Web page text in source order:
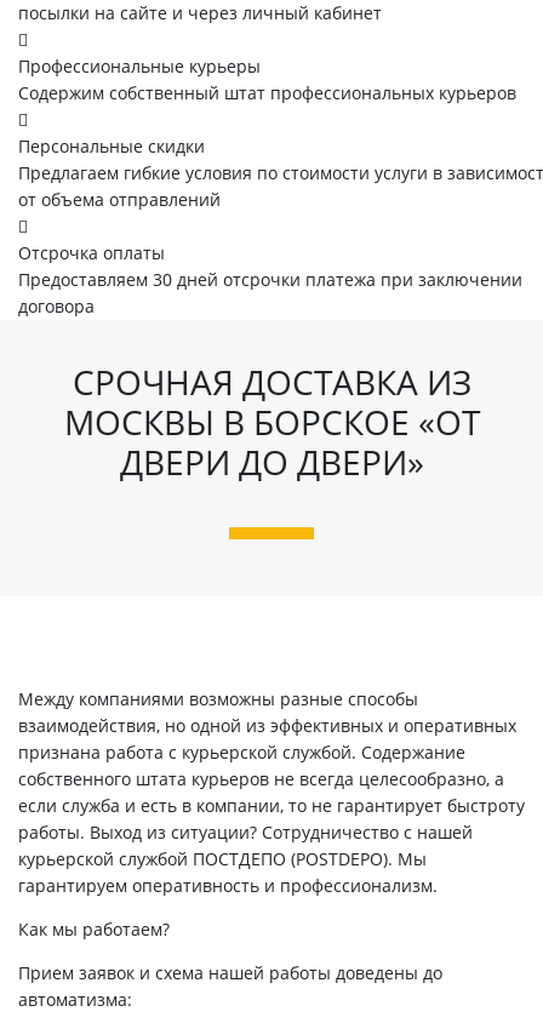
посылки на сайте и через личный кабинет
Профессиональные курьеры
Содержим собственный штат профессиональных курьеров
Персональные скидки
Предлагаем гибкие условия по стоимости услуги в
от объема отправлений
Отсрочка оплаты
Предоставляем 30 дней отсрочки платежа при заключении
договора
СРОЧНАЯ ДОСТАВКА ИЗ
МОСКВЫ В БОРСКОЕ «ОТ
ДВЕРИ ДО ДВЕРИ»
Между компаниями возможны разные способы
взаимодействия, но одной из эффективных и оперативных
признана работа с курьерской службой. Содержание
собственного штата курьеров не всегда целесообразно, а
если служба и есть в компании, то не гарантирует быстроту
работы. Выход из ситуации? Сотрудничество с нашей
курьерской службой ПОСТДЕПО (POSTDEPO). Мы
гарантируем оперативность и профессионализм.
Как мы работаем?
Прием заявок и схема нашей работы доведены до
автоматизма: